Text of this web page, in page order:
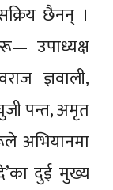
छैनन् ।
उपाध्यक्ष
ज्ञवाली,
पन्त, अमृत
अभियानमा
दुई मुख्य